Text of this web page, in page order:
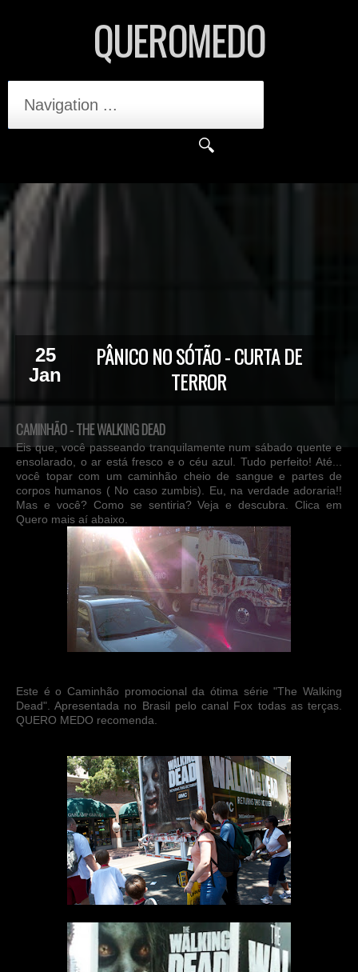
QUEROMEDO
Navigation ...
25
Jan
PÂNICO NO SÓTÃO - CURTA DE
TERROR
CAMINHÃO - THE WALKING DEAD
Eis que, você passeando tranquilamente num sábado quente e
ensolarado, o ar está fresco e o céu azul. Tudo perfeito! Até...
você topar com um caminhão cheio de sangue e partes de
corpos humanos ( No caso zumbis). Eu, na verdade adoraria!!
Mas e você? Como se sentiria? Veja e descubra. Clica em
Quero mais aí abaixo.
Este é o Caminhão promocional da ótima série "The Walking
Dead". Apresentada no Brasil pelo canal Fox todas as terças.
QUERO MEDO recomenda.